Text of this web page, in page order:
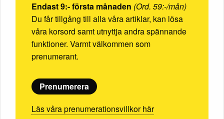
Endast 9:- första månaden (Ord. 59:-/mån)
Du får tillgång till alla våra artiklar, kan lösa
våra korsord samt utnyttja andra spännande
funktioner. Varmt välkommen som
prenumerant.
Prenumerera
Läs våra prenumerationsvillkor här